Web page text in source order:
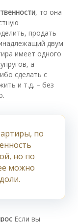
, то она
продать
двум
имеет одного
а
сделать с
и т.д. – без
по
но по
можно
Если вы